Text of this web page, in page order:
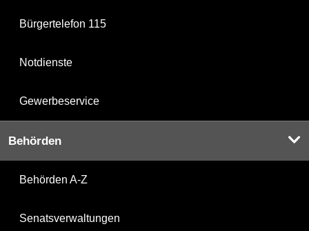
Bürgertelefon 115
Notdienste
Gewerbeservice
Behörden
Behörden A-Z
Senatsverwaltungen